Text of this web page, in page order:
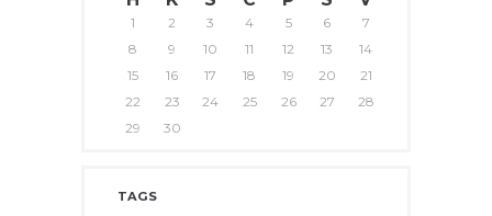
1 2 3 4 5 6
7
8
9 10 11 12 13
14
15
16 17 18 19 20
21
22
23 24 25 26 27
28
29
30
TAGS